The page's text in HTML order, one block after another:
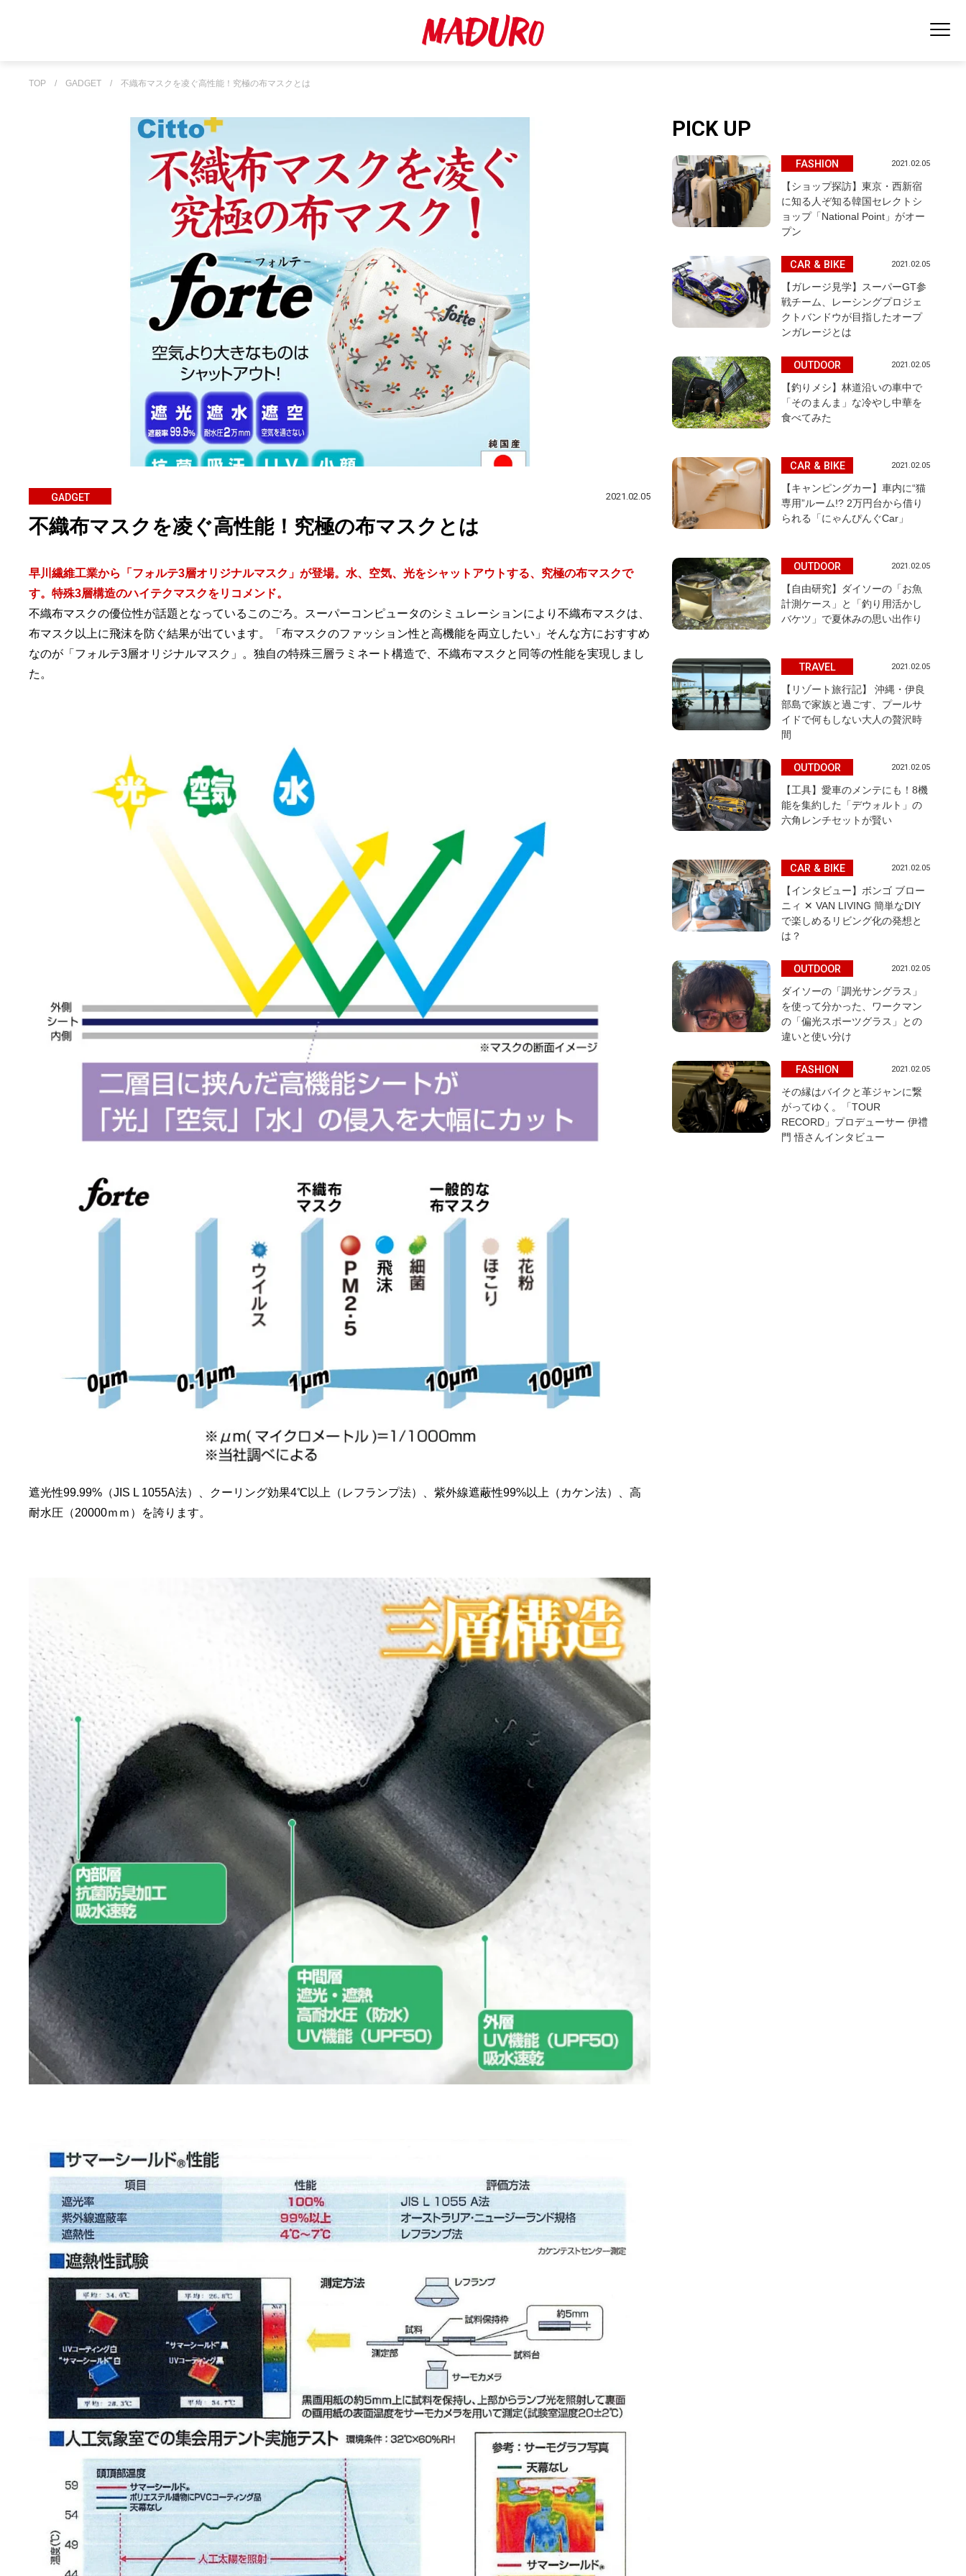
TOP / GADGET / 不織布マスクを凌ぐ高性能！究極の布マスクとは
GADGET 2021.02.05
不織布マスクを凌ぐ高性能！究極の布マスクとは
早川繊維工業から「フォルテ3層オリジナルマスク」が登場。水、空気、光をシャットアウトする、究極の布マスクで
す。特殊3層構造のハイテクマスクをリコメンド。
不織布マスクの優位性が話題となっているこのごろ。スーパーコンピュータのシミュレーションにより不織布マスクは、
布マスク以上に飛沫を防ぐ結果が出ています。「布マスクのファッション性と高機能を両立したい」そんな方におすすめ
なのが「フォルテ3層オリジナルマスク」。独自の特殊三層ラミネート構造で、不織布マスクと同等の性能を実現しまし
た。
遮光性99.99%（JIS L 1055A法）、クーリング効果4℃以上（レフランプ法）、紫外線遮蔽性99%以上（カケン法）、高
耐水圧（20000ｍｍ）を誇ります。
PICK UP
FASHION 2021.02.05
【ショップ探訪】東京・西新宿
に知る人ぞ知る韓国セレクトシ
ョップ「National Point」がオー
プン
CAR & BIKE 2021.02.05
【ガレージ見学】スーパーGT参
戦チーム、レーシングプロジェ
クトバンドウが目指したオープ
ンガレージとは
OUTDOOR 2021.02.05
【釣りメシ】林道沿いの車中で
「そのまんま」な冷やし中華を
食べてみた
CAR & BIKE 2021.02.05
【キャンピングカー】車内に“猫
専用”ルーム!? 2万円台から借り
られる「にゃんぴんぐCar」
OUTDOOR 2021.02.05
【自由研究】ダイソーの「お魚
計測ケース」と「釣り用活かし
バケツ」で夏休みの思い出作り
TRAVEL 2021.02.05
【リゾート旅行記】 沖縄・伊良
部島で家族と過ごす、プールサ
イドで何もしない大人の贅沢時
間
OUTDOOR 2021.02.05
【工具】愛車のメンテにも！8機
能を集約した「デウォルト」の
六角レンチセットが賢い
CAR & BIKE 2021.02.05
【インタビュー】ボンゴ ブロー
ニィ ✕ VAN LIVING 簡単なDIY
で楽しめるリビング化の発想と
は？
OUTDOOR 2021.02.05
ダイソーの「調光サングラス」
を使って分かった、ワークマン
の「偏光スポーツグラス」との
違いと使い分け
FASHION 2021.02.05
その縁はバイクと革ジャンに繋
がってゆく。「TOUR
RECORD」プロデューサー 伊禮
門 悟さんインタビュー